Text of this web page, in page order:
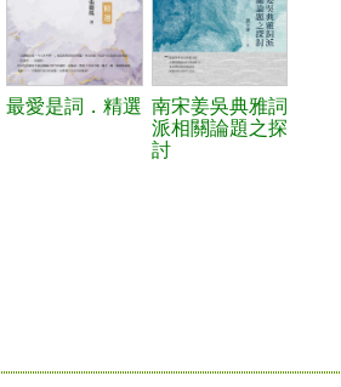
最愛是詞．精選 南宋姜吳典雅詞
派相關論題之探
討